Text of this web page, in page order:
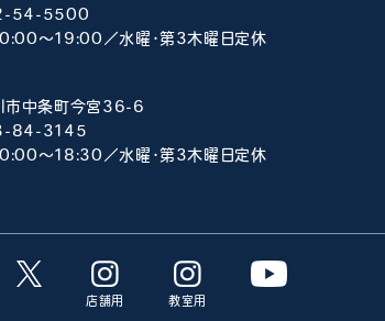
54-5500
～19:00／水曜･第3木曜日定休
市中条町今宮36-6
84-3145
～18:30／水曜･第3木曜日定休
店舗用 教室用